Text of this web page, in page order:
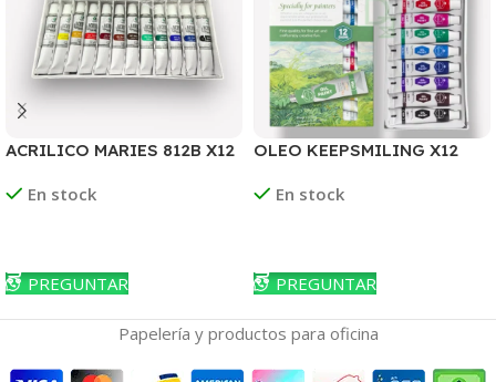
ACRILICO MARIES 812B X12
En stock
PREGUNTAR
OLEO KEEPSMILING X12
En stock
PREGUNTAR
Papelería y productos para oficina